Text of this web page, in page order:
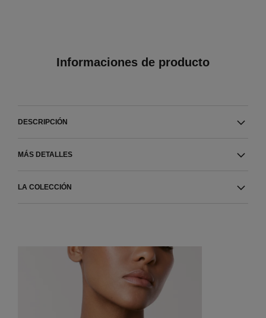
Informaciones de producto
DESCRIPCIÓN
MÁS DETALLES
LA COLECCIÓN